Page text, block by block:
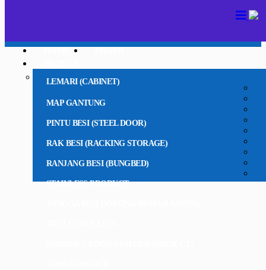
LEMARI (CABINET)
MAP GANTUNG
PINTU BESI (STEEL DOOR)
RAK BESI (RACKING STORAGE)
RANJANG BESI (BUNGBED)
STAINLESS PRODUCT